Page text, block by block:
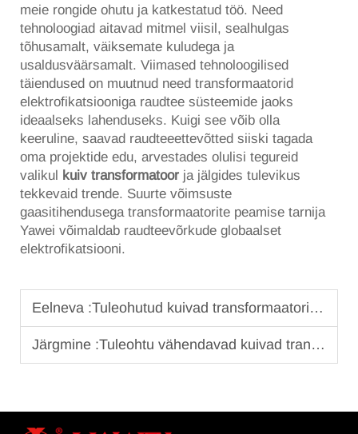
meie rongide ohutu ja katkestatud töö. Need
tehnoloogiad aitavad mitmel viisil, sealhulgas
tõhusamalt, väiksemate kuludega ja
usaldusväärsamalt. Viimased tehnoloogilised
täiendused on muutnud need transformaatorid
elektrofikatsiooniga raudtee süsteemide jaoks
ideaalseks lahenduseks. Kuigi see võib olla
keeruline, saavad raudteeettevõtted siiski tagada
oma projektide edu, arvestades olulisi tegureid
valikul kuiv transformatoor ja jälgides tulevikus
tekkevaid trende. Suurte võimsuste
gaasitihendusega transformaatorite peamise tarnija
Yawei võimaldab raudteevõrkude globaalset
elektrofikatsiooni.
Eelneva :Tuleohutud kuivad transformaatorid linnapiirkondade ja tundlike alade jaoks
Järgmine :Tuleohtu vähendavad kuivad transformaatorid tihedates paigaldustes